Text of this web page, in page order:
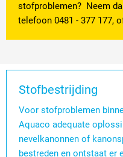
stofproblemen? Neem
telefoon 0481 - 377 177,
Stofbestrijding
Voor stofproblemen
Aquaco adequate
nevelkanonnen of
bestreden en ontstaat er